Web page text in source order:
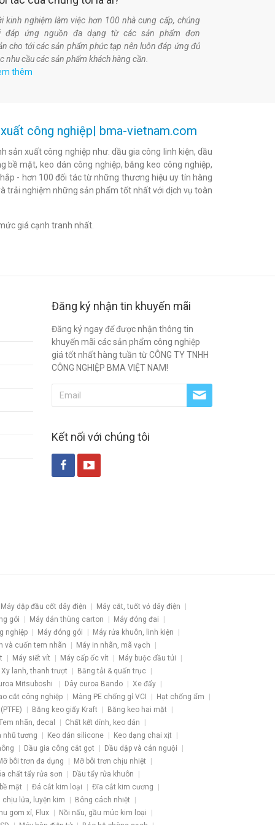
kinh nghiệm làm việc hơn 100 nhà cung cấp, chúng
đáp ứng nguồn đa dạng từ các sản phẩm đơn
cho tới các sản phẩm phức tạp nên luôn đáp ứng đủ
nhu cầu các sản phẩm khách hàng cần.
thêm
công nghiệp| bma-vietnam.com
sản xuất công nghiệp như: dầu gia công linh kiện, dầu
mặt, keo dán công nghiệp, băng keo công nghiệp,
- hơn 100 đối tác từ những thương hiệu uy tín hàng
trải nghiệm những sản phẩm tốt nhất với dịch vụ toàn
giá cạnh tranh nhất.
Đăng ký nhận tin khuyến mãi
Đăng ký ngay để được nhận thông tin
khuyến mãi các sản phẩm công nghiệp
giá tốt nhất hàng tuần từ CÔNG TY TNHH
CÔNG NGHIỆP BMA VIỆT NAM!
Kết nối với chúng tôi
Máy dập đầu cốt dây điện
Máy cắt, tuốt vỏ dây điện
gói Máy dán thùng carton
Máy đóng đai
nghiệp Máy đóng gói
Máy rửa khuôn, linh kiện
và cuốn tem nhãn
Máy in nhãn, mã vạch
Máy siết vít Máy cấp ốc vít
Máy buộc đầu túi
Xy lanh, thanh trượt
Băng tải & quấn trục
Mitsuboshi Dây curoa Bando
Xe đẩy
cắt công nghiệp Màng PE chống gỉ VCI
Hạt chống ẩm
Băng keo giấy Kraft
Băng keo hai mặt
nhãn, decal
Chất kết dính, keo dán
nhũ tương Keo dán silicone
Keo dạng chai xịt
Dầu gia công cắt gọt
Dầu dập và cán nguội
bôi trơn đa dụng
Mỡ bôi trơn chịu nhiệt
chất tẩy rửa sơn
Dầu tẩy rửa khuôn
mặt Đá cắt kim loại
Đĩa cắt kim cương
chịu lửa, luyện kim
Bông cách nhiệt
gom xỉ, Flux
Nồi nấu, gầu múc kim loại